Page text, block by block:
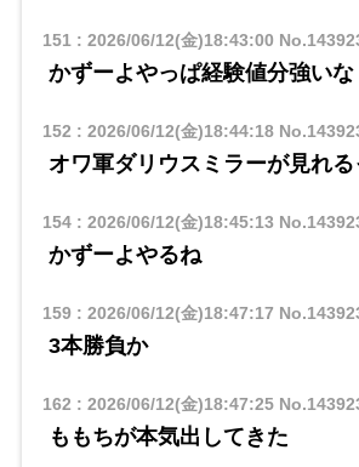
151: 2026/06/12(金)18:43:00
かずーよやっぱ経験値分強いな
152 : 2026/06/12(金)18:44:18
オワ軍ダリウスミラーが見れ
154: 2026/06/12(金)18:45:13
かずーよやるね
159: 2026/06/12(金)18:47:17
3本勝負か
162 : 2026/06/12(金)18:47:25
ももちが本気出してきた